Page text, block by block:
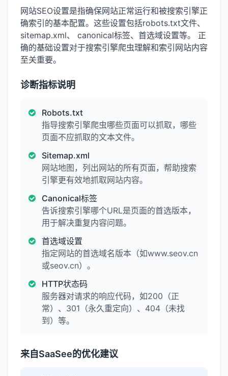
网站SEO设置是指确保网站正常运行和被搜索引擎正
确索引的基本配置。这些设置包括robots.txt文件、
sitemap.xml、 canonical标签、首选域设置等。 正
确的基础设置对于搜索引擎爬虫理解和索引网站内容
至关重要。
诊断指标说明
Robots.txt
指导搜索引擎爬虫哪些页面可以抓取，哪些
页面不应抓取的文本文件。
Sitemap.xml
网站地图，列出网站的所有页面，帮助搜索
引擎更有效地抓取网站内容。
Canonical标签
告诉搜索引擎哪个URL是页面的首选版本，
用于解决重复内容问题。
首选域设置
指定网站的首选域名版本（如www.seov.cn
或seov.cn）。
HTTP状态码
服务器对请求的响应代码，如200（正
常）、301（永久重定向）、404（未找
到）等。
来自SaaSee的优化建议